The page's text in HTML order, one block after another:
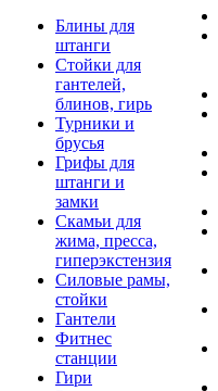
Блины для
штанги
Стойки для
гантелей,
блинов, гирь
Турники и
брусья
Грифы для
штанги и
замки
Скамьи для
жима, пресса,
гиперэкстензия
Силовые рамы,
стойки
Гантели
Фитнес
станции
Гири